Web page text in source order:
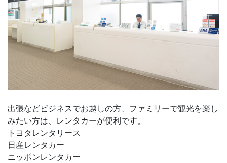
出張などビジネスでお越しの方、ファミリーで観光を楽し
みたい方は、レンタカーが便利です。
トヨタレンタリース
日産レンタカー
ニッポンレンタカー